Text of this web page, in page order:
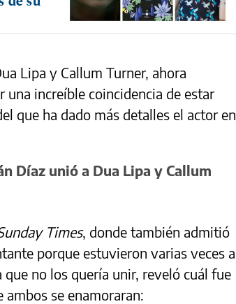
Lipa y Callum Turner, ahora
increíble coincidencia de estar
que ha dado más detalles el actor en
Díaz unió a Dua Lipa y Callum
Times, donde también admitió
porque estuvieron varias veces a
no los quería unir, reveló cuál fue
ambos se enamoraran: